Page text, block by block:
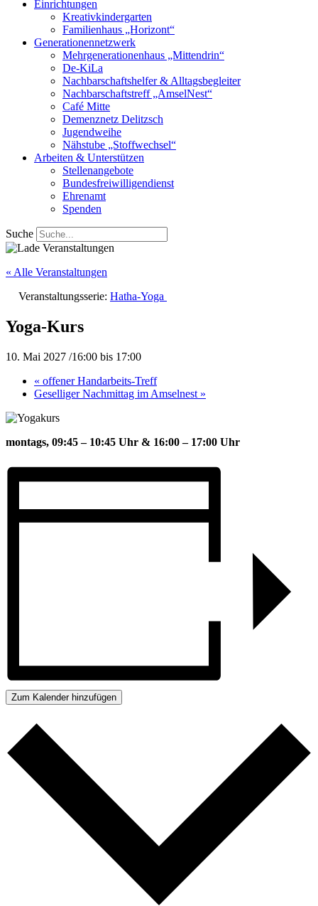
Einrichtungen
Kreativkindergarten
Familienhaus „Horizont“
Generationennetzwerk
Mehrgenerationenhaus „Mittendrin“
De-KiLa
Nachbarschaftshelfer & Alltagsbegleiter
Nachbarschaftstreff „AmselNest“
Café Mitte
Demenznetz Delitzsch
Jugendweihe
Nähstube „Stoffwechsel“
Arbeiten & Unterstützen
Stellenangebote
Bundesfreiwilligendienst
Ehrenamt
Spenden
Suche
« Alle Veranstaltungen
Veranstaltungsserie: Hatha-Yoga
Yoga-Kurs
10. Mai 2027 /16:00 bis 17:00
« offener Handarbeits-Treff
Geselliger Nachmittag im Amselnest »
montags, 09:45 – 10:45 Uhr & 16:00 – 17:00 Uhr
Zum Kalender hinzufügen